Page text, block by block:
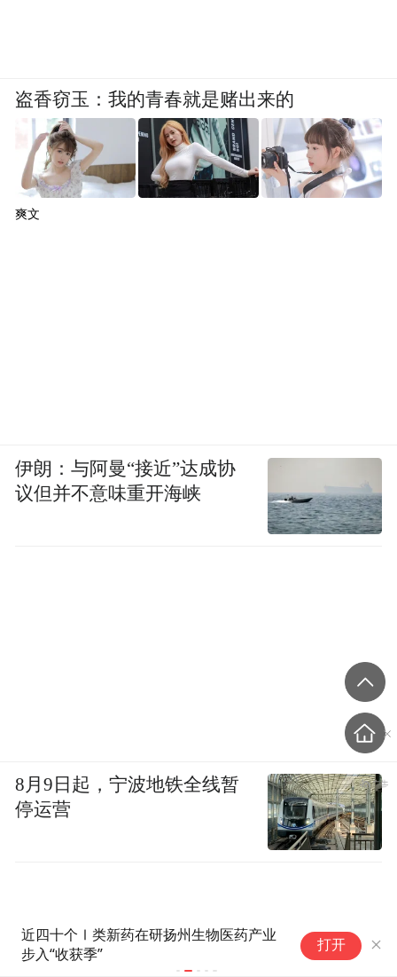
近四十个Ⅰ类新药在研扬州生物医药产业
步入“收获季”
打开
盗香窃玉：我的青春就是赌出来的
爽文
伊朗：与阿曼“接近”达成协
议但并不意味重开海峡
8月9日起，宁波地铁全线暂
停运营